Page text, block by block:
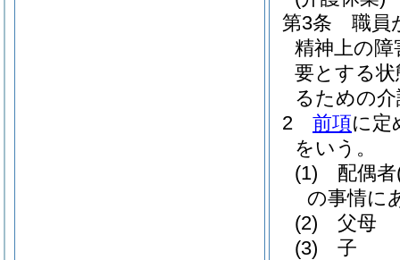
第3条
職員
精神上の
要とする
るための
2
前項に定
をいう。
(1)
配偶者
の事情に
(2)
父母
(3)
子